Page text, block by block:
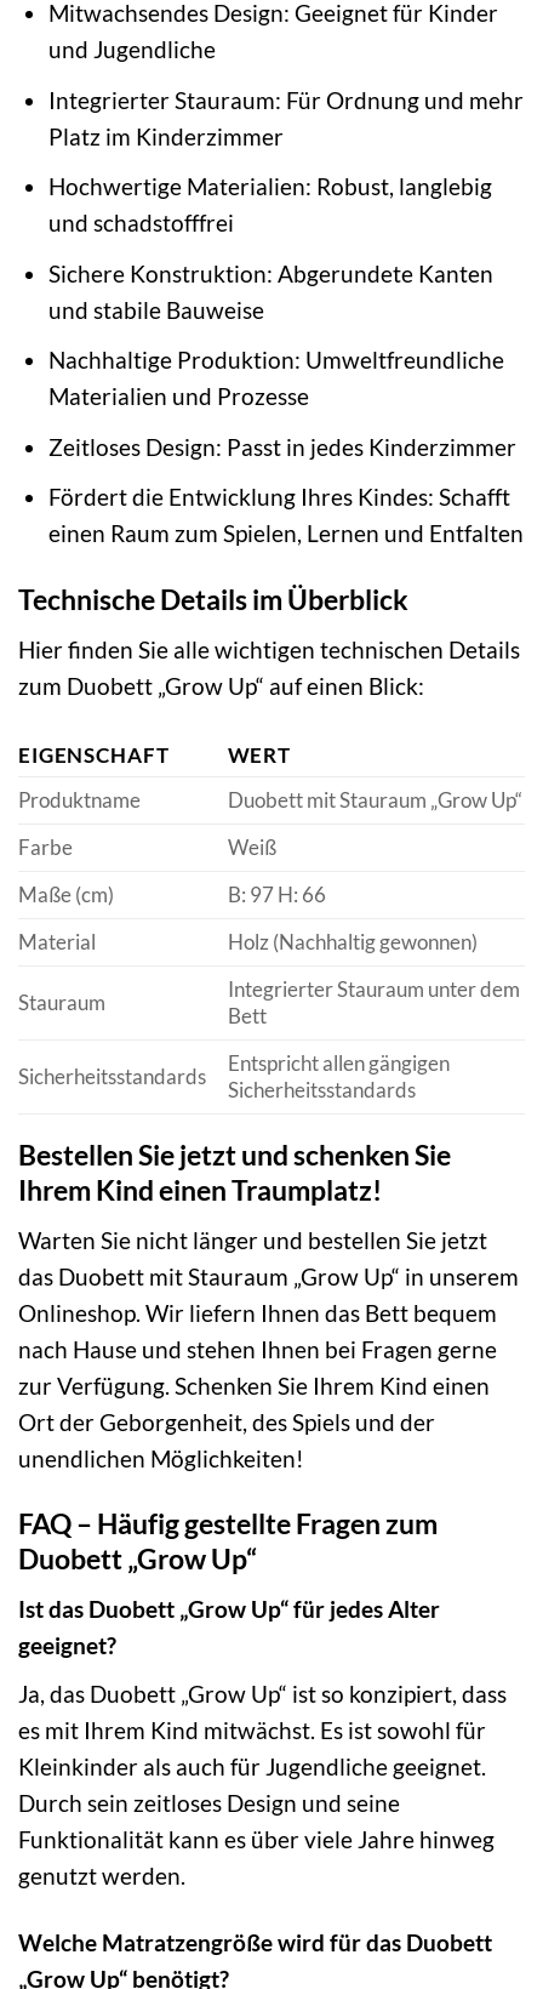
Mitwachsendes Design: Geeignet für Kinder
und Jugendliche
Integrierter Stauraum: Für Ordnung und mehr
Platz im Kinderzimmer
Hochwertige Materialien: Robust, langlebig
und schadstofffrei
Sichere Konstruktion: Abgerundete Kanten
und stabile Bauweise
Nachhaltige Produktion: Umweltfreundliche
Materialien und Prozesse
Zeitloses Design: Passt in jedes Kinderzimmer
Fördert die Entwicklung Ihres Kindes: Schafft
einen Raum zum Spielen, Lernen und Entfalten
Technische Details im Überblick
Hier finden Sie alle wichtigen technischen Details
zum Duobett „Grow Up“ auf einen Blick:
EIGENSCHAFT
WERT
Produktname
Duobett mit Stauraum „Grow Up“
Farbe
Weiß
Maße (cm)
B: 97 H: 66
Material
Holz (Nachhaltig gewonnen)
Stauraum
Integrierter Stauraum unter dem
Bett
Sicherheitsstandards
Entspricht allen gängigen
Sicherheitsstandards
Bestellen Sie jetzt und schenken Sie
Ihrem Kind einen Traumplatz!
Warten Sie nicht länger und bestellen Sie jetzt
das Duobett mit Stauraum „Grow Up“ in unserem
Onlineshop. Wir liefern Ihnen das Bett bequem
nach Hause und stehen Ihnen bei Fragen gerne
zur Verfügung. Schenken Sie Ihrem Kind einen
Ort der Geborgenheit, des Spiels und der
unendlichen Möglichkeiten!
FAQ – Häufig gestellte Fragen zum
Duobett „Grow Up“
Ist das Duobett „Grow Up“ für jedes Alter
geeignet?
Ja, das Duobett „Grow Up“ ist so konzipiert, dass
es mit Ihrem Kind mitwächst. Es ist sowohl für
Kleinkinder als auch für Jugendliche geeignet.
Durch sein zeitloses Design und seine
Funktionalität kann es über viele Jahre hinweg
genutzt werden.
Welche Matratzengröße wird für das Duobett
„Grow Up“ benötigt?